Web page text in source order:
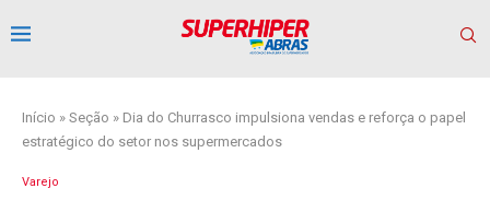
Início » Seção » Dia do Churrasco impulsiona vendas e reforça o papel
estratégico do setor nos supermercados
Varejo